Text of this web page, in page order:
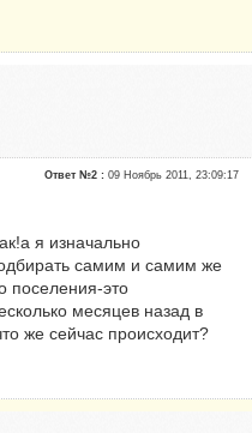
Ответ №2 :09 Ноябрь 2011, 23:09:17
я изначально
самим и самим же
поселения-это
месяцев назад в
же сейчас происходит?